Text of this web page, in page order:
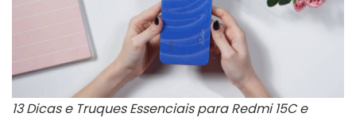
13 Dicas e Truques Essenciais para Redmi 15C e